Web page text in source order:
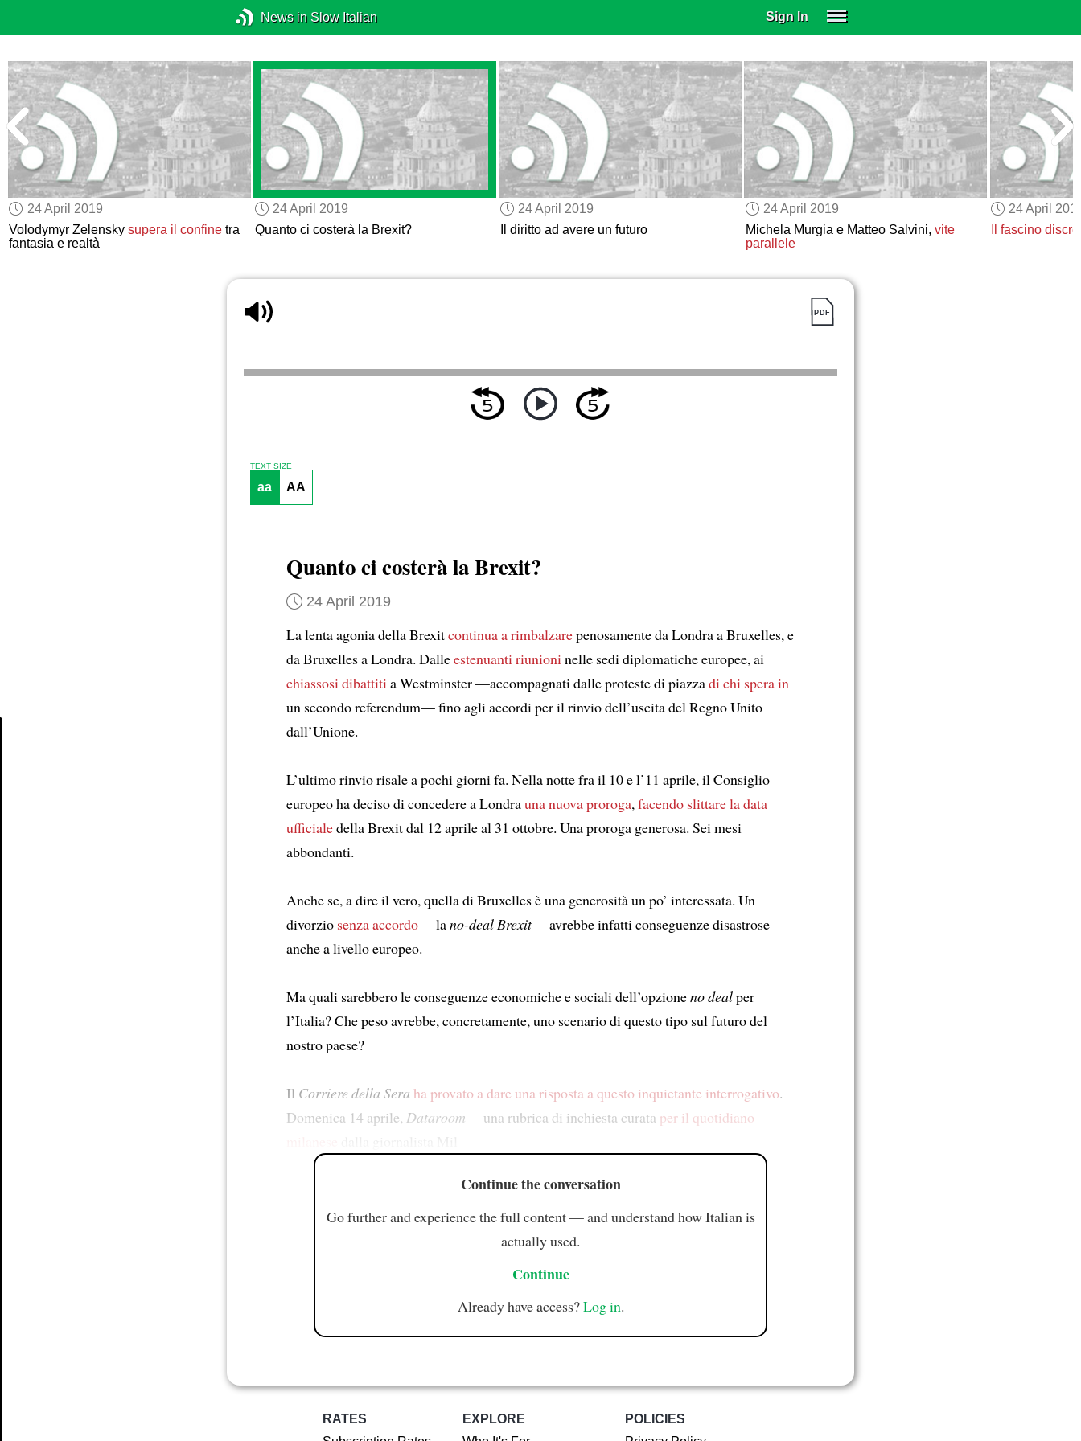
News in Slow Italian Sign In
SUBSCRIBE
EDUCATIONAL LICENSES
GIFT CARDS
OTHER LANGUAGES
ABOUT US
ALEXA
ADJUST COLORS
24 April 2019
Volodymyr Zelenskysupera il confine tra
fantasia e realtà
24 April 2019
Quanto ci costerà la Brexit?
24 April 2019
Il diritto ad avere un futuro
24 April 2019
Michela Murgia e Matteo Salvini, vite
parallele
24 April
Il fascino
TEXT SIZE
aa AA
Quanto ci costerà la Brexit?
24 April 2019
La lenta agonia della Brexitcontinua a rimbalzarepenosamente da Londra a Bruxelles, e
da Bruxelles a Londra. Dalleestenuanti riunioni nelle sedi diplomatiche europee, ai
chiassosi dibattiti a Westminster —accompagnati dalle proteste di piazzadi chi spera in
un secondo referendum— fino agli accordi per il rinvio dell’uscita del Regno Unito
dall’Unione.
L’ultimo rinvio risale a pochi giorni fa. Nella notte fra il 10 e l’11 aprile, il Consiglio
europeo ha deciso di concedere a Londrauna nuova proroga, facendo slittare la data
ufficialedella Brexit dal 12 aprile al 31 ottobre. Una proroga generosa. Sei mesi
abbondanti.
Anche se, a dire il vero, quella di Bruxelles è una generosità un po’ interessata. Un
divorzio senza accordo—lano-deal Brexit— avrebbe infatti conseguenze disastrose
anche a livello europeo.
Ma quali sarebbero le conseguenze economiche e sociali dell’opzioneno dealper
l’Italia? Che peso avrebbe, concretamente, uno scenario di questo tipo sul futuro del
nostro paese?
Il Corriere della Sera ha provato a dare una risposta a questo inquietante interrogativo.
Domenica 14 aprile, Dataroom —una rubrica di inchiesta curata per il quotidiano
Continue the conversation
Go further and experience the full content — and understand how Italian is
actually used.
Continue
Already have access?Log in.
RATES
EXPLORE
POLICIES